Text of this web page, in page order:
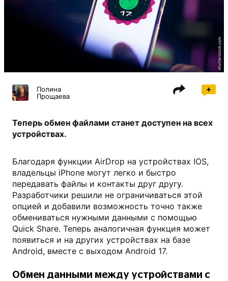
shutterstock.com
Полина
Прощаева
Теперь обмен файлами станет доступен на всех
устройствах.
Благодаря функции AirDrop на устройствах IOS,
владельцы iPhone могут легко и быстро
передавать файлы и контакты друг другу.
Разработчики решили не ограничиваться этой
опцией и добавили возможность точно также
обмениваться нужными данными с помощью
Quick Share. Теперь аналогичная функция может
появиться и на других устройствах на базе
Android, вместе с выходом Android 17.
Обмен данными между устройствами с